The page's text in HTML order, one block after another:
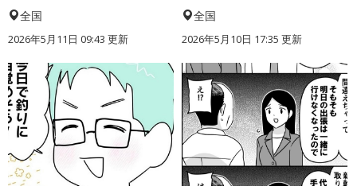
全国
2026年5月11日 09:43 更新
全国
2026年5月10日 17:35 更新